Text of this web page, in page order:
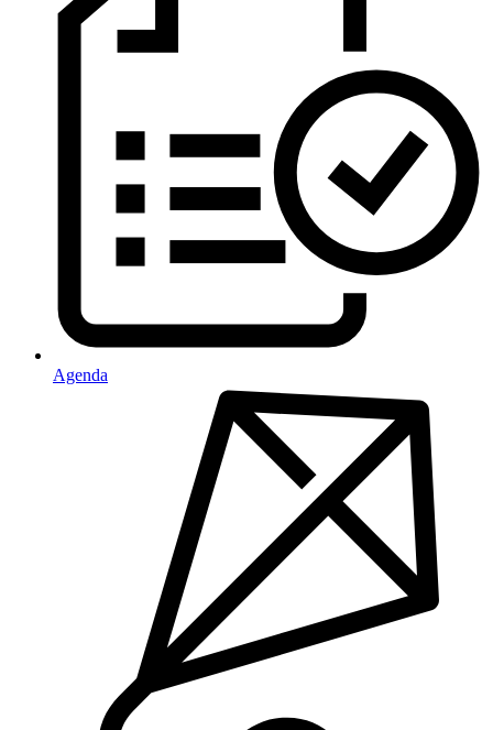
Agenda